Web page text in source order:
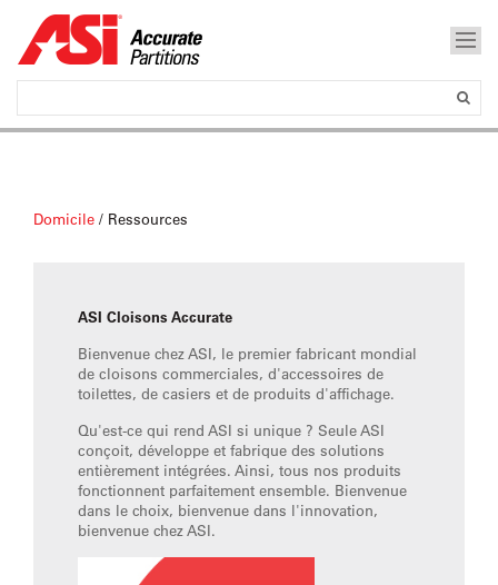
Domicile / Ressources
ASI Cloisons Accurate
Bienvenue chez ASI, le premier fabricant mondial
de cloisons commerciales, d'accessoires de
toilettes, de casiers et de produits d'affichage.
Qu'est-ce qui rend ASI si unique ? Seule ASI
conçoit, développe et fabrique des solutions
entièrement intégrées. Ainsi, tous nos produits
fonctionnent parfaitement ensemble. Bienvenue
dans le choix, bienvenue dans l'innovation,
bienvenue chez ASI.